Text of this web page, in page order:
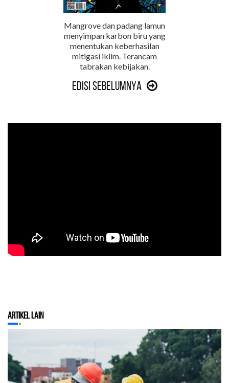
Mangrove dan padang lamun
menyimpan karbon biru yang
menentukan keberhasilan
mitigasi iklim. Terancam
tabrakan kebijakan.
Edisi Sebelumnya
Artikel Lain